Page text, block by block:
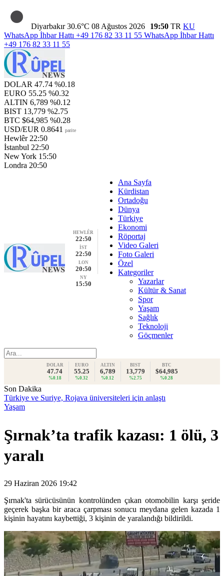
Diyarbakır 30.6°C 08 Ağustos 2026 19:50 TR KU
WhatsApp İhbar Hattı +49 176 82 33 11 55 WhatsApp İhbar Hattı
+49 176 82 33 11 55
DOLAR 47.74 %0.18
EURO 55.25 %0.32
ALTIN 6,789 %0.12
BIST 13,779 %2.75
BTC $64,985 %0.28
USD/EUR 0.8641 parite
Hewlêr 22:50
İstanbul 22:50
New York 15:50
Londra 20:50
HEWLÊR
22:50
İST
22:50
LON
20:50
NY
15:50
Ana Sayfa
Kürdistan
Ortadoğu
Dünya
Türkiye
Ekonomi
Röportaj
Video Galeri
Foto Galeri
Özel
Kategoriler
Yazarlar
Kültür & Sanat
Spor
Yaşam
Sağlık
Teknoloji
Göçmenler
DOLAR
47.74
%0.18
EURO
55.25
%0.32
ALTIN
6,789
%0.12
BIST
13,779
%2.75
BTC
$64,985
%0.28
Son Dakika
Türkiye ve Suriye, Rojava üniversiteleri için anlaştı
Yaşam
Şırnak’ta trafik kazası: 1 ölü, 3
yaralı
29 Haziran 2026 19:42
Şırnak'ta sürücüsünün kontrolünden çıkan otomobilin karşı şeride
geçerek başka bir araca çarpması sonucu meydana gelen kazada 1
kişinin hayatını kaybettiği, 3 kişinin de yaralandığı bildirildi.